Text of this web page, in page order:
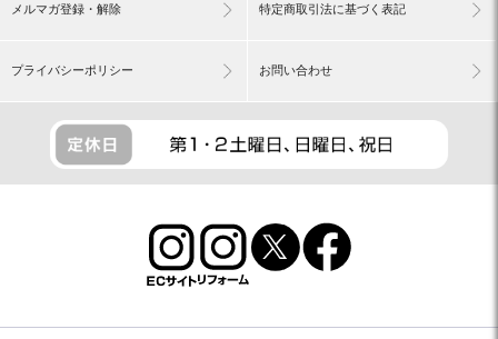
メルマガ登録・解除 特定商取引法に基づく表記
プライバシーポリシー お問い合わせ